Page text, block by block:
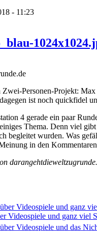
- 11:23
Personen-Projekt: Max
ist noch quickfidel
4 gerade ein paar
Thema. Denn viel
begleitet wurden. Was
in den
Videospiele und ganz viel